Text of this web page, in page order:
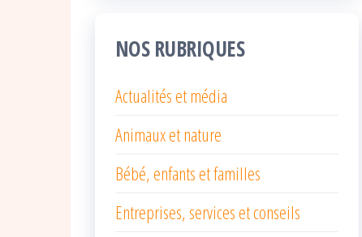
NOS RUBRIQUES
Actualités et média
Animaux et nature
Bébé, enfants et familles
Entreprises, services et conseils